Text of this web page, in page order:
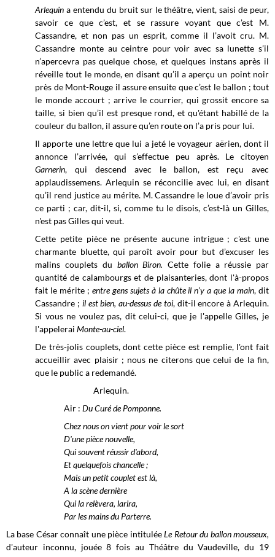
Arlequin a entendu du bruit sur le théâtre, vient, saisi de peur,
savoir ce que c’est, et se rassure voyant que c’est M.
Cassandre, et non pas un esprit, comme il l’avoit cru. M.
Cassandre monte au ceintre pour voir avec sa lunette s’il
n’apercevra pas quelque chose, et quelques instans après il
réveille tout le monde, en disant qu’il a aperçu un point noir
près de Mont-Rouge il assure ensuite que c’est le ballon ; tout
le monde accourt ; arrive le courrier, qui grossit encore sa
taille, si bien qu’il est presque rond, et qu'étant habillé de la
couleur du ballon, il assure qu’en route on l’a pris pour lui.
Il apporte une lettre que lui a jeté le voyageur aërien, dont il
annonce l’arrivée, qui s’effectue peu après. Le citoyen
Garnerin, qui descend avec le ballon, est reçu avec
applaudissemens. Arlequin se réconcilie avec lui, en disant
qu’il rend justice au mérite. M. Cassandre le loue d’avoir pris
ce parti ; car, dit-il, si, comme tu le disois, c’est-là un Gilles,
n'est pas Gilles qui veut.
Cette petite pièce ne présente aucune intrigue ; c'est une
charmante bluette, qui paroît avoir pour but d’excuser les
malins couplets du ballon Biron.Cette folie a réussie par
quantité de calambourgs et de plaisanteries, dont l'à-propos
fait le mérite ; entre gens sujets à la chûte il n’y a que la main, dit
Cassandre ; il est bien, au-dessus de toi, dit-il encore à Arlequin.
Si vous ne voulez pas, dit celui-ci, que je l'appelle Gilles, je
l'appeleraiMonte-au-ciel.
De très-jolis couplets, dont cette pièce est remplie, l'ont fait
accueillir avec plaisir ; nous ne citerons que celui de la fin,
que le public a redemandé.
Arlequin.
Air :Du Curé de Pomponne.
Chez nous on vient pour voir le sort
D'une pièce nouvelle,
Qui souvent réussir d'abord,
Et quelquefois chancelle ;
Mais un petit couplet est là,
A la scène dernière
Qui la relèvera, larira,
Par les mains du Parterre.
La base César connaît une pièce intituléeLe Retour du ballon mousseux,
d'auteur inconnu, jouée 8 fois au Théâtre du Vaudeville, du 19